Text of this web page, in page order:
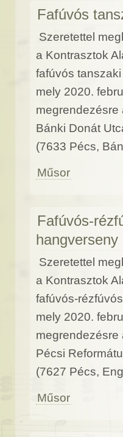
Fafúvós
Szeretettel
a Kontrasztok
fafúvós
mely 2020.
megrendezésre
Bánki Donát
(7633 Pécs,
Műsor
Fafúvós-
hangverseny
Szeretettel
a Kontrasztok
fafúvós-
mely 2020.
megrendezésre
Pécsi
(7627 Pécs,
Műsor